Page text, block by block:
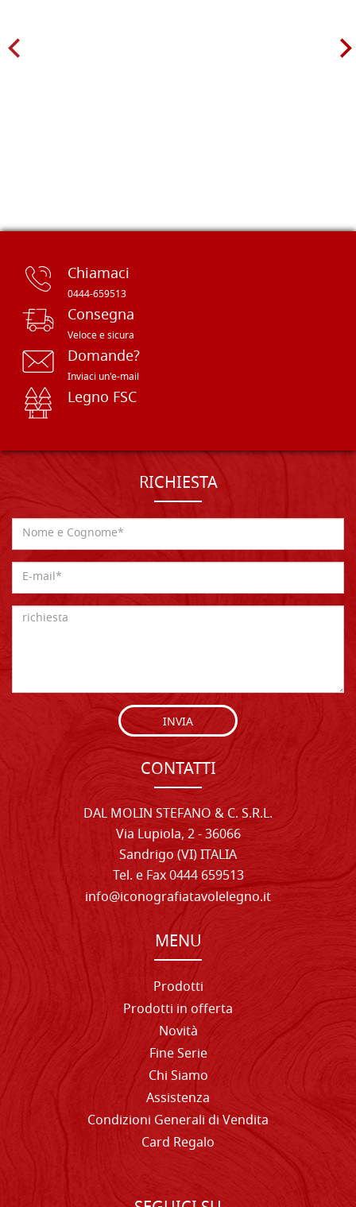
Chiamaci
0444-659513
Consegna
Veloce e sicura
Domande?
Inviaci un'e-mail
Legno FSC
RICHIESTA
INVIA
CONTATTI
DAL MOLIN STEFANO & C. S.R.L.
Via Lupiola, 2 - 36066
Sandrigo (VI) ITALIA
Tel. e Fax 0444 659513
info@iconografiatavolelegno.it
MENU
Prodotti
Prodotti in offerta
Novità
Fine Serie
Chi Siamo
Assistenza
Condizioni Generali di Vendita
Card Regalo